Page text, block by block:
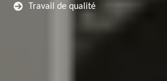
Travail de qualité